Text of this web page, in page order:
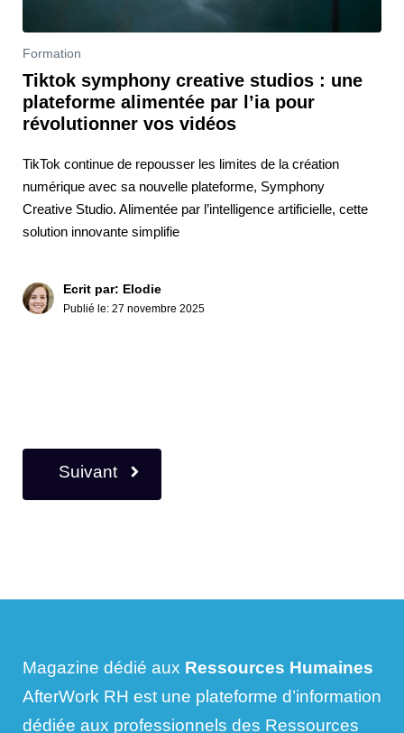
Formation
Tiktok symphony creative studios : une
plateforme alimentée par l’ia pour
révolutionner vos vidéos
TikTok continue de repousser les limites de la création
numérique avec sa nouvelle plateforme, Symphony
Creative Studio. Alimentée par l’intelligence artificielle, cette
solution innovante simplifie
Ecrit par: Elodie
Publié le: 27 novembre 2025
Suivant
Magazine dédié aux Ressources Humaines
AfterWork RH est une plateforme d’information
dédiée aux professionnels des Ressources